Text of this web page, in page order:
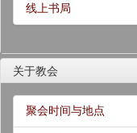
线上书局
关于教会
聚会时间与地点